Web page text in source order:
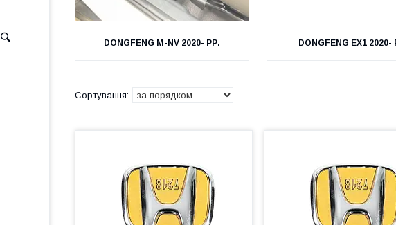
DONGFENG M-NV 2020- РР. DONGFENG EX1 2020-